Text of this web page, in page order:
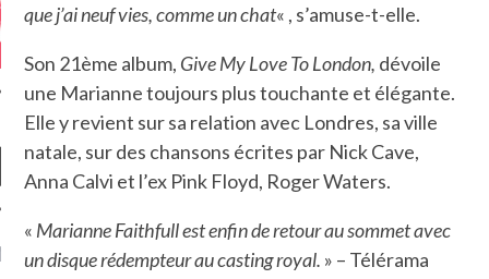
CRITIQUES
que j’ai neuf vies, comme un chat« , s’amuse-t-elle.
Son 21ème album, Give My Love To London, dévoile
une Marianne toujours plus touchante et élégante.
Elle y revient sur sa relation avec Londres, sa ville
natale, sur des chansons écrites par Nick Cave,
Anna Calvi et l’ex Pink Floyd, Roger Waters.
« Marianne Faithfull est enfin de retour au sommet avec
un disque rédempteur au casting royal. » – Télérama